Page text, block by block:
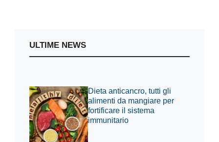
ULTIME NEWS
Dieta anticancro, tutti gli
alimenti da mangiare per
fortificare il sistema
immunitario